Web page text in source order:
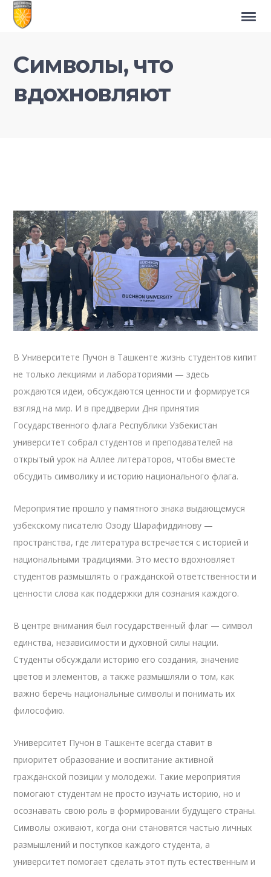
Символы, что
вдохновляют
В Университете Пучон в Ташкенте жизнь студентов кипит
не только лекциями и лабораториями — здесь
рождаются идеи, обсуждаются ценности и формируется
взгляд на мир. И в преддверии Дня принятия
Государственного флага Республики Узбекистан
университет собрал студентов и преподавателей на
открытый урок на Аллее литераторов, чтобы вместе
обсудить символику и историю национального флага.
Мероприятие прошло у памятного знака выдающемуся
узбекскому писателю Озоду Шарафиддинову —
пространства, где литература встречается с историей и
национальными традициями. Это место вдохновляет
студентов размышлять о гражданской ответственности и
ценности слова как поддержки для сознания каждого.
В центре внимания был государственный флаг — символ
единства, независимости и духовной силы нации.
Студенты обсуждали историю его создания, значение
цветов и элементов, а также размышляли о том, как
важно беречь национальные символы и понимать их
философию.
Университет Пучон в Ташкенте всегда ставит в
приоритет образование и воспитание активной
гражданской позиции у молодежи. Такие мероприятия
помогают студентам не просто изучать историю, но и
осознавать свою роль в формировании будущего страны.
Символы оживают, когда они становятся частью личных
размышлений и поступков каждого студента, а
университет помогает сделать этот путь естественным и